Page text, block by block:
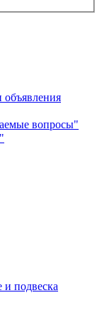
вопросы"
и подвеска